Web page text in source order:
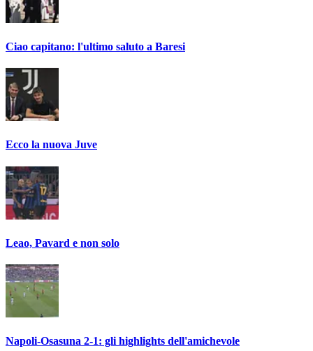
Ciao capitano: l'ultimo saluto a Baresi
Ecco la nuova Juve
Leao, Pavard e non solo
Napoli-Osasuna 2-1: gli highlights dell'amichevole